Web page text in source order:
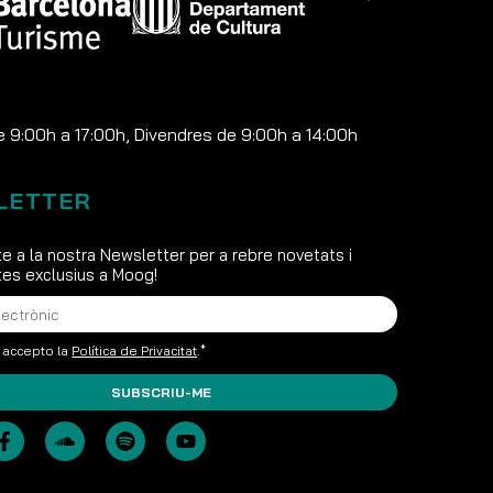
a 17:00h, Divendres de 9:00h a 14:00h
a la nostra Newsletter per a rebre novetats i
exclusius a Moog!
la Política de Privacitat .*
SUBSCRIU-ME